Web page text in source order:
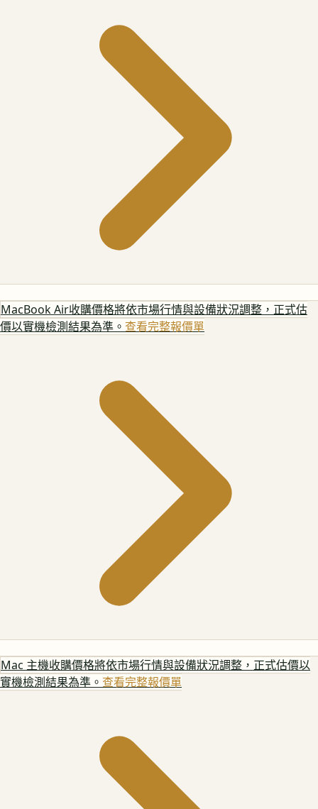
MacBook Air收購價格將依市場行情與設備狀況調整，正式估
價以實機檢測結果為準。 查看完整報價單
Mac 主機收購價格將依市場行情與設備狀況調整，正式估價以
實機檢測結果為準。 查看完整報價單